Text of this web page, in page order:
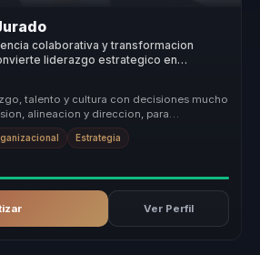
colaborativa y transformacion
liderazgo estrategico en
equipos.
talento y cultura con decisiones mucho
alineacion y direccion, para
Estrategia
Ver Perfil